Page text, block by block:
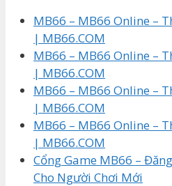
MB66 – MB66 Online –
| MB66.COM
MB66 – MB66 Online –
| MB66.COM
MB66 – MB66 Online –
| MB66.COM
MB66 – MB66 Online –
| MB66.COM
Cổng Game MB66 –
Cho Người Chơi Mới